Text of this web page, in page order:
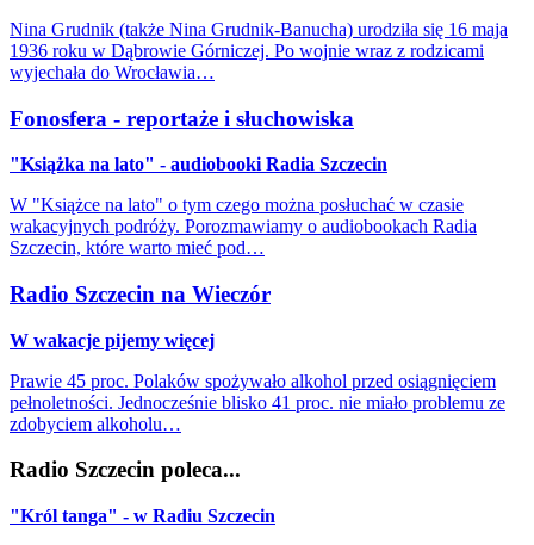
Nina Grudnik (także Nina Grudnik-Banucha) urodziła się 16 maja
1936 roku w Dąbrowie Górniczej. Po wojnie wraz z rodzicami
wyjechała do Wrocławia…
Fonosfera - reportaże i słuchowiska
"Książka na lato" - audiobooki Radia Szczecin
W "Książce na lato" o tym czego można posłuchać w czasie
wakacyjnych podróży. Porozmawiamy o audiobookach Radia
Szczecin, które warto mieć pod…
Radio Szczecin na Wieczór
W wakacje pijemy więcej
Prawie 45 proc. Polaków spożywało alkohol przed osiągnięciem
pełnoletności. Jednocześnie blisko 41 proc. nie miało problemu ze
zdobyciem alkoholu…
Radio Szczecin poleca...
"Król tanga" - w Radiu Szczecin